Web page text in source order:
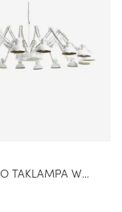
DEAR INGO TAKLAMPA WHITE